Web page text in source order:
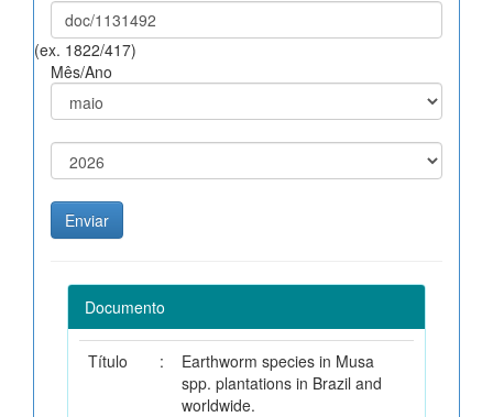
(ex. 1822/417)
Mês/Ano
Documento
Título :
Earthworm species in Musa
spp. plantations in Brazil and
worldwide.